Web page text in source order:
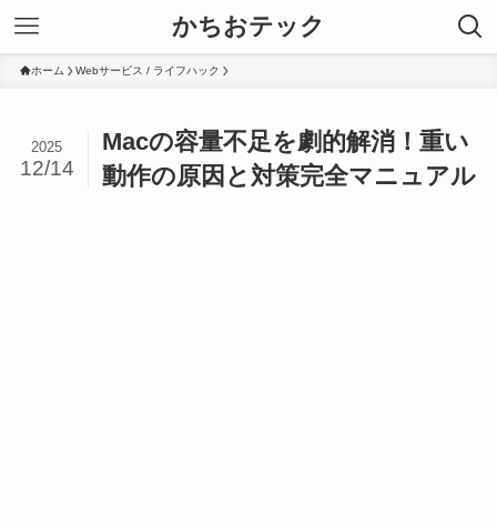
かちおテック
ホーム Webサービス / ライフハック
Macの容量不足を劇的解消！重い
動作の原因と対策完全マニュアル
2025
12/14